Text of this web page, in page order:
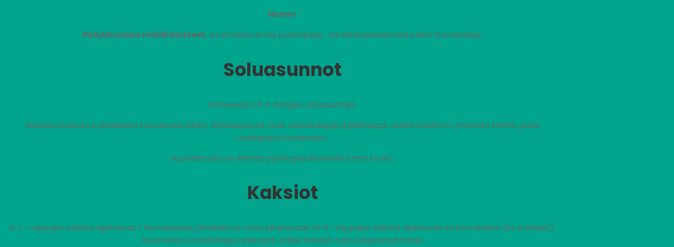
Huom!
Pohjakuvissa mallikalusteet.Asunnoissa ei ole pyykinpesu- tai astianpesukoneita eikä huonekaluja.
Soluasunnot
Kohteessa on 3-hengen soluasuntoja.
Soluasunnoissa on jokaisessa huoneessa sänky, kirjoituspöytä, tuoli, vaatekaappi ja jääkaappi. Lisäksi solulla on yhteinen keittiö, jossa
ruokapöytä tuoleineen.
Huoneistossa on liitäntä pyykinpesukoneelle (oma kone).
Kaksiot
A-L -rappujen kaksiot sijaitsevat 1. kerroksessa, jokaisella on oma pihaterassi. M-R -rappujen kaksiot sijaitsevat eri kerroksissa (ks. kohteet).
Asunnoissa on jääkaappi-pakastin. Kaikki kaksiot ovat kalustamattomia.